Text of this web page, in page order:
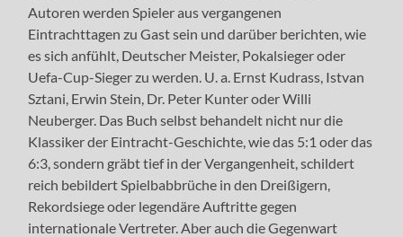
Autoren werden Spieler aus vergangenen
Eintrachttagen zu Gast sein und darüber berichten, wie
es sich anfühlt, Deutscher Meister, Pokalsieger oder
Uefa-Cup-Sieger zu werden. U. a. Ernst Kudrass, Istvan
Sztani, Erwin Stein, Dr. Peter Kunter oder Willi
Neuberger. Das Buch selbst behandelt nicht nur die
Klassiker der Eintracht-Geschichte, wie das 5:1 oder das
6:3, sondern gräbt tief in der Vergangenheit, schildert
reich bebildert Spielbabbrüche in den Dreißigern,
Rekordsiege oder legendäre Auftritte gegen
internationale Vertreter. Aber auch die Gegenwart